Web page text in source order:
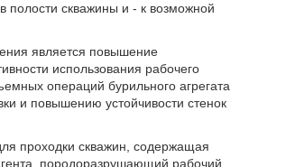
полости скважины и - к возможной
является повышение
использования рабочего
операций бурильного агрегата
и повышению устойчивости стенок
проходки скважин, содержащая
породоразрушающий рабочий